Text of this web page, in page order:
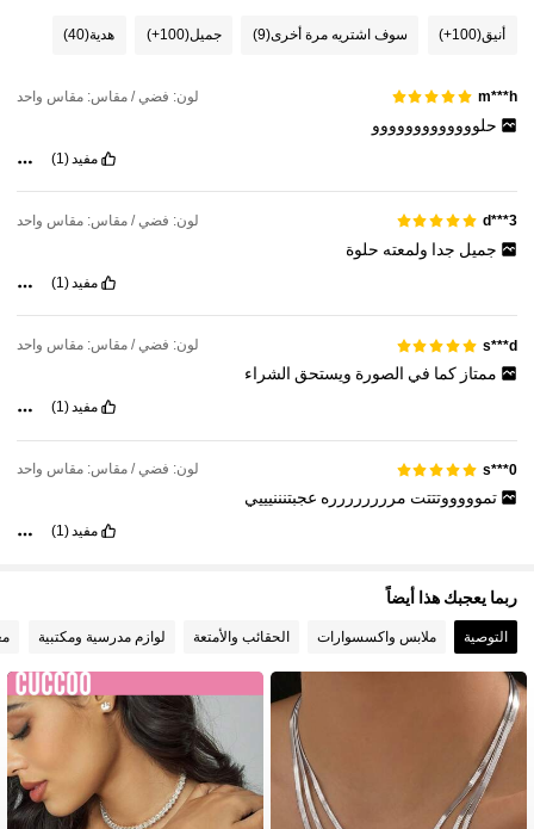
4.92
أنيق(100+) سوف اشتريه مرة أخرى(9) جميل(100+) هدية(40)
m***h لون: فضي / مقاس: مقاس واحد
حلووووووووووووو
مفيد(1)
d***3 لون: فضي / مقاس: مقاس واحد
جميل جدا ولمعته حلوة
مفيد(1)
s***d لون: فضي / مقاس: مقاس واحد
ممتاز كما في الصورة ويستحق الشراء
مفيد(1)
s***0 لون: فضي / مقاس: مقاس واحد
تموووووتتتت مرررررررره عجبتنننيييي
مفيد(1)
ربما يعجبك هذا أيضاً
التوصية ملابس واكسسوارات الحقائب والأمتعة لوازم مدرسية ومكتبية